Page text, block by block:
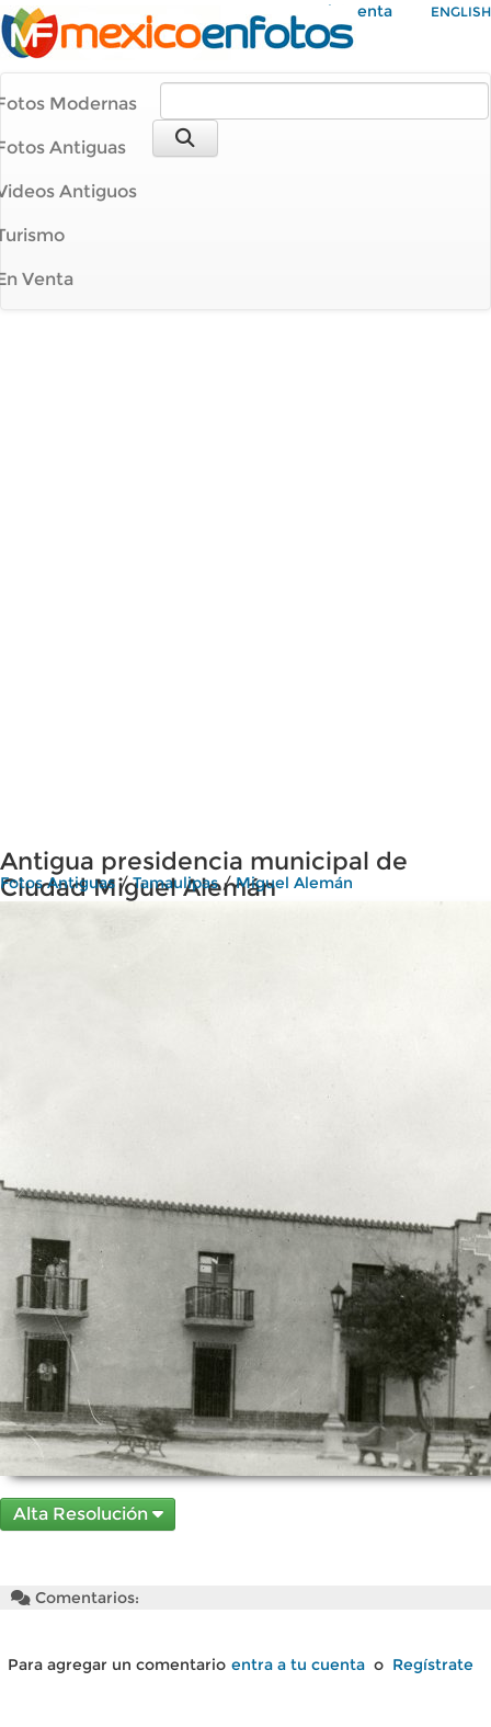
Mi Cuenta ENGLISH
Modernas
Antiguas
Antiguos
Venta
Antigua presidencia municipal de
Ciudad Miguel Alemán
Fotos Antiguas/Tamaulipas/Miguel Alemán
Alta Resolución
Comentarios:
Para agregar un comentario entra a tu cuenta o Regístrate